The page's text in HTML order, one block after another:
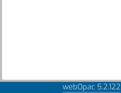
webOpac 5.2.122